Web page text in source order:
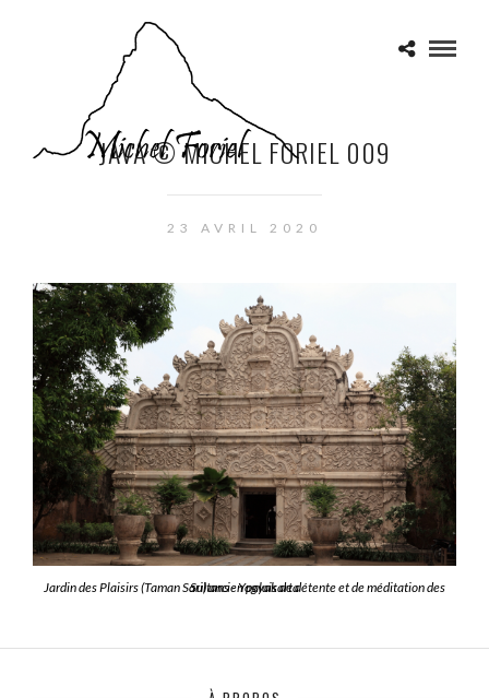
JAVA © MICHEL FORIEL 009
23 AVRIL 2020
Jardin des Plaisirs (Taman Sari) ancien palais de détente et de méditation des Sultans - Yogyakarta